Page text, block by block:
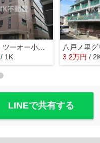
エイチ・ツーオー小阪（河内小阪賃貸）
/ 1K 3.2万円 /
LINEで共有する